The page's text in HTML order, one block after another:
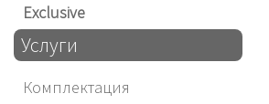
Exclusive
Услуги
Комплектация